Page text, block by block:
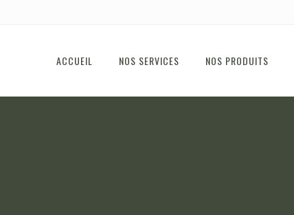
ACCUEIL NOS SERVICES NOS PRODUITS